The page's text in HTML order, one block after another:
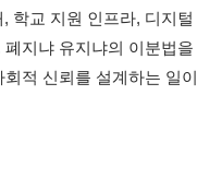
학교 지원 인프라, 디지털
지냐 유지냐의 이분법을
적 신뢰를 설계하는 일이